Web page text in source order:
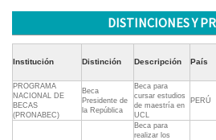
DISTINCIONES Y
Institución Distinción Descripción País
PROGRAMA
NACIONAL DE
BECAS
(PRONABEC)
Beca
Presidente de
la República
Beca para
cursar estudios
de maestría en
UCL
PERÚ
Beca para
realizar los